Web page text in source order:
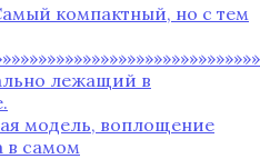
компактный‚ но с тем
лежащий в
модель‚ воплощение
в самом